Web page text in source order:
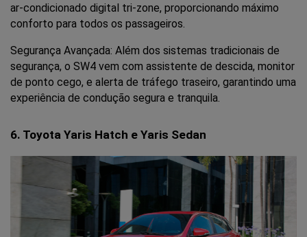
ar-condicionado digital tri-zone, proporcionando máximo
conforto para todos os passageiros.
Segurança Avançada: Além dos sistemas tradicionais de
segurança, o SW4 vem com assistente de descida, monitor
de ponto cego, e alerta de tráfego traseiro, garantindo uma
experiência de condução segura e tranquila.
6. Toyota Yaris Hatch e Yaris Sedan